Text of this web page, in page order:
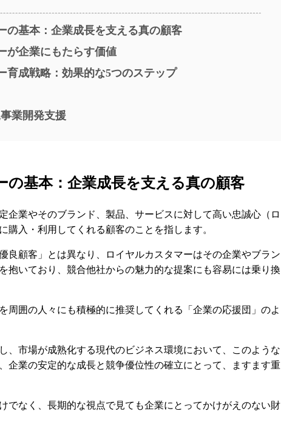
の基本：企業成長を支える真の顧客
が企業にもたらす価値
育成戦略：効果的な5つのステップ
業開発支援
の基本：企業成長を支える真の顧客
企業やそのブランド、製品、サービスに対して高い忠誠心（ロ
購入・利用してくれる顧客のことを指します。
良顧客」とは異なり、ロイヤルカスタマーはその企業やブラン
抱いており、競合他社からの魅力的な提案にも容易には乗り換
周囲の人々にも積極的に推奨してくれる「企業の応援団」のよ
、市場が成熟化する現代のビジネス環境において、このような
企業の安定的な成長と競争優位性の確立にとって、ますます重
でなく、長期的な視点で見ても企業にとってかけがえのない財